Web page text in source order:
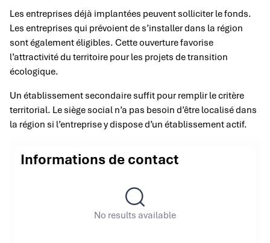
Les entreprises déjà implantées peuvent solliciter le fonds.
Les entreprises qui prévoient de s’installer dans la région
sont également éligibles. Cette ouverture favorise
l’attractivité du territoire pour les projets de transition
écologique.
Un établissement secondaire suffit pour remplir le critère
territorial. Le siège social n’a pas besoin d’être localisé dans
la région si l’entreprise y dispose d’un établissement actif.
Informations de contact
No results available